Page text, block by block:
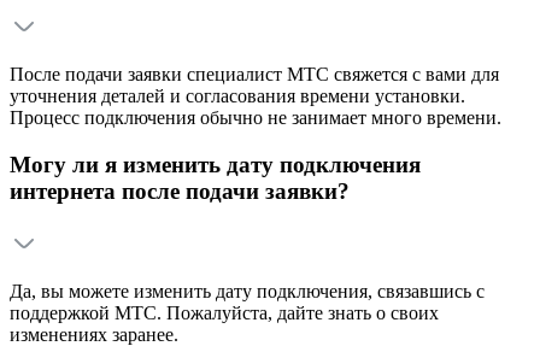
После подачи заявки специалист МТС свяжется с вами для
уточнения деталей и согласования времени установки.
Процесс подключения обычно не занимает много времени.
Могу ли я изменить дату подключения
интернета после подачи заявки?
Да, вы можете изменить дату подключения, связавшись с
поддержкой МТС. Пожалуйста, дайте знать о своих
изменениях заранее.